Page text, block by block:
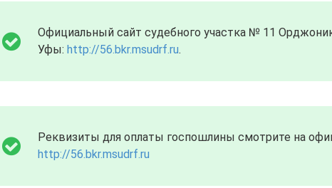
Официальный сайт судебного участка № 11
Уфы: http://56.bkr.msudrf.ru.
Реквизиты для оплаты госпошлины смотрите на
http://56.bkr.msudrf.ru